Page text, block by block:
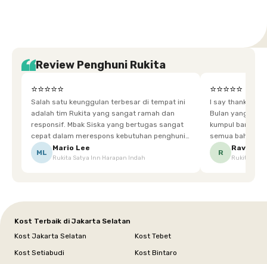
Review Penghuni Rukita
⭐⭐⭐⭐⭐
Salah satu keunggulan terbesar di tempat ini
adalah tim Rukita yang sangat ramah dan
responsif. Mbak Siska yang bertugas sangat
cepat dalam merespons kebutuhan penghuni.
Ketika saya meminta keset karena sempat
terpeleset, permintaan tersebut langsung
ML
Mario Lee
Rukita Satya Inn Harapan Indah
⭐⭐⭐⭐⭐
I say thankyou
Bulan yang super happy! banyak
kumpul bareng
semua bahagia
mgkn saran dari air aja & kebersihan lebih di
R
Ravena
Rukita
Kost Terbaik di Jakarta Selatan
Kost Jakarta Selatan
Kost Tebet
Kost Setiabudi
Kost Bintaro